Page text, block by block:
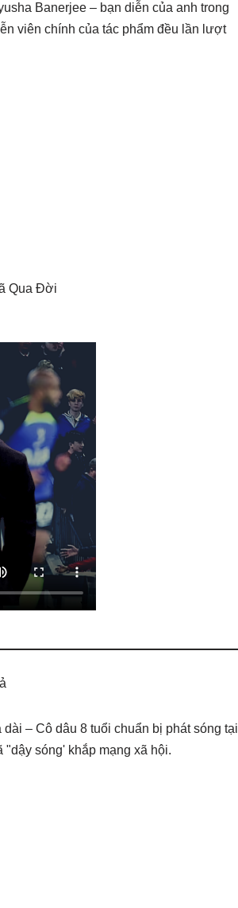
Banerjee – bạn diễn của anh trong
viên chính của tác phẩm đều lần lượt
– Cô dâu 8 tuổi chuẩn bị phát sóng tại
"dậy sóng' khắp mạng xã hội.